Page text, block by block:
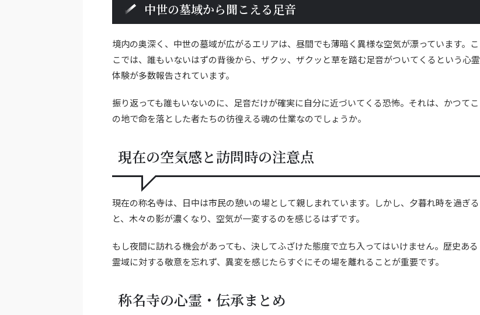
中世の墓域から聞こえる足音
境内の奥深く、中世の墓域が広がるエリアは、昼間でも薄暗く異様な空気が漂っています。こ
こでは、誰もいないはずの背後から、ザクッ、ザクッと草を踏む足音がついてくるという心霊
体験が多数報告されています。
振り返っても誰もいないのに、足音だけが確実に自分に近づいてくる恐怖。それは、かつてこ
の地で命を落とした者たちの彷徨える魂の仕業なのでしょうか。
現在の空気感と訪問時の注意点
現在の称名寺は、日中は市民の憩いの場として親しまれています。しかし、夕暮れ時を過ぎる
と、木々の影が濃くなり、空気が一変するのを感じるはずです。
もし夜間に訪れる機会があっても、決してふざけた態度で立ち入ってはいけません。歴史ある
霊域に対する敬意を忘れず、異変を感じたらすぐにその場を離れることが重要です。
称名寺の心霊・伝承まとめ